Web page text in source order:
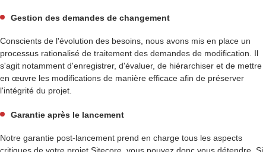
Gestion des demandes de changement
Conscients de l'évolution des besoins, nous avons mis en place un
processus rationalisé de traitement des demandes de modification. Il
s'agit notamment d'enregistrer, d'évaluer, de hiérarchiser et de mettre
en œuvre les modifications de manière efficace afin de préserver
l'intégrité du projet.
Garantie après le lancement
Notre garantie post-lancement prend en charge tous les aspects
critiques de votre projet Sitecore, vous pouvez donc vous détendre. Si